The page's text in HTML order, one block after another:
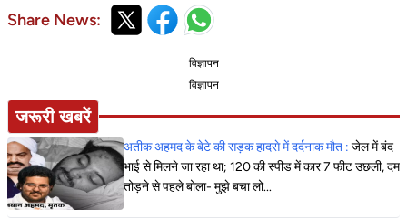
Share News:
विज्ञापन
विज्ञापन
जरूरी खबरें
अतीक अहमद के बेटे की सड़क हादसे में दर्दनाक मौत : जेल में बंद
भाई से मिलने जा रहा था; 120 की स्पीड में कार 7 फीट उछली, दम
तोड़ने से पहले बोला- मुझे बचा लो...